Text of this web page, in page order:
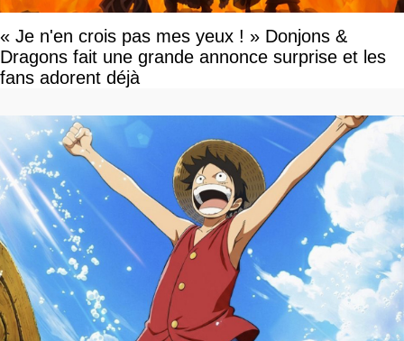
« Je n'en crois pas mes yeux ! » Donjons &
Dragons fait une grande annonce surprise et les
fans adorent déjà